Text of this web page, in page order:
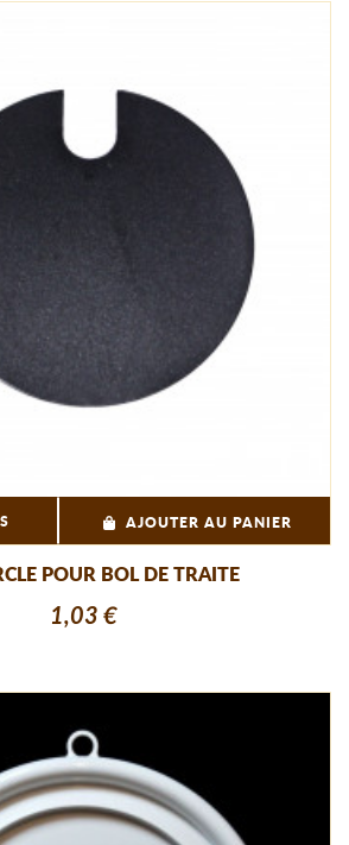
AJOUTER AU PANIER
POUR BOL DE TRAITE
1,03 €